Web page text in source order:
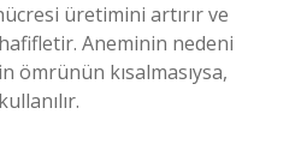
üretimini artırır ve
Aneminin nedeni
ömrünün kısalmasıysa,